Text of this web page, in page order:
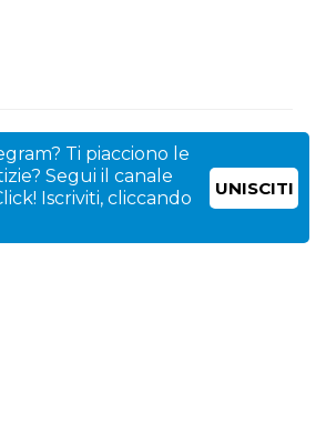
Ti piacciono le
Segui il canale
Iscriviti, cliccando
UNISCITI